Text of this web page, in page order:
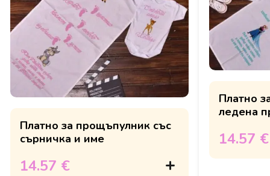
Платно за прощъпулник със
сърничка и име
14.57 €
Платно
ледена
14.57 €